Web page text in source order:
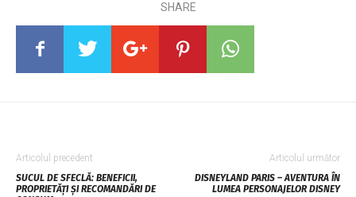
SHARE
Articolul precedent
SUCUL DE SFECLĂ: BENEFICII,
PROPRIETĂȚI ȘI RECOMANDĂRI DE
Articolul următor
DISNEYLAND PARIS – AVENTURA ÎN
LUMEA PERSONAJELOR DISNEY